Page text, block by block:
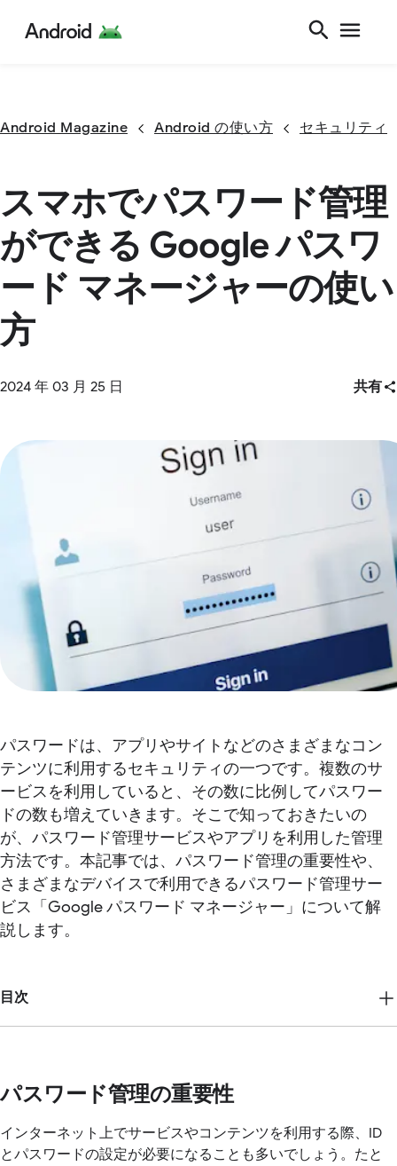
Android Magazine Android の使い方 セキュリティ
スマホでパスワード管理
ができる Google パスワ
ード マネージャーの使い
方
2024 年 03 月 25 日 共有
パスワードは、アプリやサイトなどのさまざまなコン
テンツに利用するセキュリティの一つです。複数のサ
ービスを利用していると、その数に比例してパスワー
ドの数も増えていきます。そこで知っておきたいの
が、パスワード管理サービスやアプリを利用した管理
方法です。本記事では、パスワード管理の重要性や、
さまざまなデバイスで利用できるパスワード管理サー
ビス「Google パスワード マネージャー」について解
説します。
目次
パスワード管理の重要性
インターネット上でサービスやコンテンツを利用する際、ID
とパスワードの設定が必要になることも多いでしょう。たと